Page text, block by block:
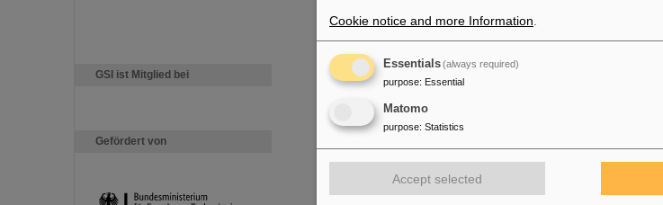
GSI ist Mitglied bei
Gefördert von
Cookie notice and more Information
Essentials(always required)
purpose: Essential
Matomo
purpose: Statistics
Accept selected